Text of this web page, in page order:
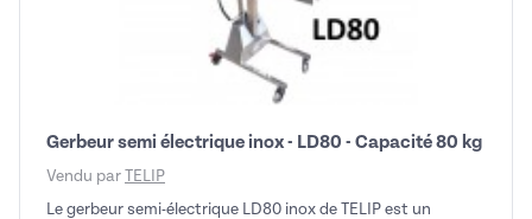
Gerbeur semi électrique inox - LD80 - Capacité 80 kg
Vendu par TELIP
Le gerbeur semi-électrique LD80 inox de TELIP est un